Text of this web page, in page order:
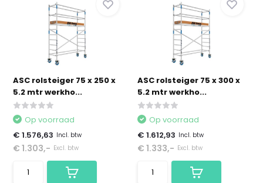
ASC rolsteiger 75 x 250 x
5.2 mtr werkho...
Op voorraad
€ 1.576,63 Incl. btw
€ 1.303,- Excl. btw
ASC rolsteiger 75 x 300 x
5.2 mtr werkho...
Op voorraad
€ 1.612,93 Incl. btw
€ 1.333,- Excl. btw